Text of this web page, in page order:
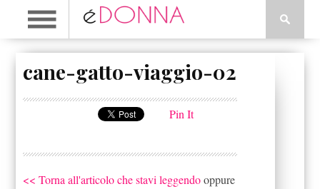
cane-gatto-viaggio-02
Pin It
<< Torna all'articolo che stavi leggendooppure